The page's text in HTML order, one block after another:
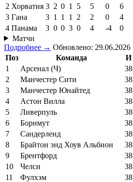
2 Хорватия 3 2 0 1 5 5 0
6
3 Гана 3 1 1 1 2 2 0
4
4 Панама 3 0 0 3 0 4 -4
0
Матчи
Подробнее → Обновлено: 29.06.2026
Поз
Команда И
1
Арсенал (Ч) 38
2
Манчестер Сити 38
3
Манчестер Юнайтед 38
4
Астон Вилла 38
5
Ливерпуль 38
6
Борнмут 38
7
Сандерленд 38
8
Брайтон энд Хоув Альбион 38
9
Брентфорд 38
10
Челси 38
11
Фулхэм 38